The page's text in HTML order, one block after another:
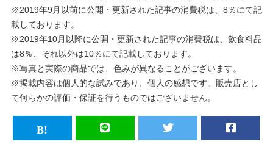
※2019年9月以前に公開・更新された記事の消費税は、8％にて記
載しております。
※2019年10月以降に公開・更新された記事の消費税は、飲食料品
は8％、それ以外は10％にて記載しております。
※写真と実際の商品では、色みが異なることがございます。
※掲載内容は個人的な試みであり、個人の感想です。販売店とし
て何らかの評価・保証を行うものではございません。